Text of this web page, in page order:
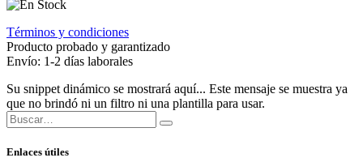
Términos y condiciones
Producto probado y garantizado
Envío: 1-2 días laborales
Su snippet dinámico se mostrará aquí... Este mensaje se muestra ya
que no brindó ni un filtro ni una plantilla para usar.
Enlaces útiles